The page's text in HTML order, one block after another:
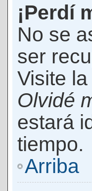
¡Perdí
No se
ser
Visite
Olvidé
estará
tiempo.
Arriba